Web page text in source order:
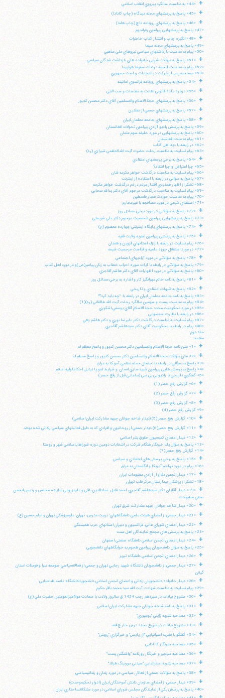
+ «44» به مناسبت سالگرد پيروزي انقلاب اسلامي
+ «45» پاسخ به پرسشهاي مجله ديدگاه (چاپ كانادا)
+
«46» پاسخ به پرسشهاي روزنامه داچ (چاپ هلند)
«47» پاسخ به پرسشهايي پيرامون رفراندوم
+
«48» انگيزه چاپ و انتشار كتاب خاطرات
«49» پاسخ به پرسشهاي مجله سيما
«50» پيام به مناسبت بازداشتهاي سياسي نيروهاي ملي مذهبي
+
«51» پاسخ به سؤالات شرعي خانواده هاي بازداشت شدگان سياسي
«52» پپام به مناسبت فاجعه دردناك سقوط هواپيما
«53» مصاحبه پس از شركت در انتخابات رياست جمهوري
+ «54» پاسخ به پرسشهاي روزنامه فرانسوي امانيته
+ «55» درباره ماده قانوني اهانت به مقدسات و سب النبي
+ «56» پاسخ به پرسشهاي حجة الاسلام والمسلمين آقاي دكتر محسن كديور
+ «57» پاسخ به پرسشهاي جمعي از مقلدين
+
«58» پاسخ به پرسشهاي جامعه معلمان ايران
«59» پاسخ به پرسش راديو آزادي پيرامون تحولات افغانستان
«60» پاسخ به پرسشهايي در مورد خليفه سوم عثمان
«61» پيام به ملت افغانستان
«62» در رابطه با ديه اهل كتاب
«63» پيام تسليت به مناسبت رحلت حضرت آيت الله العظمي شيرازي (ره)
+
«64» پاسخ به برخي پرسشهاي اعتقادي
«65» چرا اعتراض و چرا انتقاد؟
«66» پيام تسليت به مناسبت درگذشت خواهر مكرمه شان
«67» پاسخ به سؤالي در رابطه با استفاده از اينترنت
«68» تشكر از اظهار همدردي اقشار مردم در غم درگذشت خواهر مكرمه
«69» پيام تسليت به مناسبت درگذشت مرحوم آقاي دكتر يدالله سحابي
«70» پيام به مناسبت حوادث غمبار فلسطين
«71» استفتاي شرعي در مورد مصافحه با غيرمحارم
+
«72» پاسخ به سؤالاتي در مورد برخي مسائل روز
«73» پاسخ به پرسشهايي پيرامون شخصيت مرحوم دكتر علي شريعتي
+ «74» پاسخ به پرسشهاي پايگاه اينترنتي چهارده معصوم (ع)
+
«75» پاسخ به پرسشي پيرامون نظريه ولايت فقيه
«76» پيام تسليت در رابطه با زلزله استانهاي قزوين و همدان
«77» در مورد استقلال حوزه علميه و قداست مرجعيت شيعه
+
«78» پاسخ به سؤالاتي در مورد آزاديهاي اجتماعي
«79» پاسخ به سؤالاتي در رابطه با آيات سوره احزاب خطاب به زنان پيامبر(ص)و در مورد اهل كتاب
«80» پاسخ به سؤالاتي در مورد اظهارات آقاي دكتر هاشم آقاجري
+ «81» پاسخ به نامه خانم مهرانگيز كار و اشاره به برخي مسائل روز
+
«82» پاسخ به شبهات اعتقادي و تاريخي
«83» پاسخ به نامه جامعه معلمان ايران در رابطه با: "چه بايد كرد؟"
«84» پيام به مناسبت بيست و سومين سالگرد رحلت آيت الله طالقاني (ره)(1)
«85» در مورد محكوميت مجدد حجة الاسلام آقاي يوسفي اشكوري
«86» در رابطه با نظارت استصوابي
«87» پيام تسليت به مناسبت درگذشت دكتر عليرضا نوري و دكتر هاشم زهي
«88» پيام در رابطه با محكوميت آقاي دكتر سيدهاشم آقاجري
جلد دوم
مقدمه:
+ «1» متن نامه حجة الاسلام والمسلمين دكتر محسن كديور و پاسخ معظم له
+
«2» متن سؤالات حجة الاسلام والمسلمين دكتر محسن كديور و پاسخ معظم له
«3» پاسخ به سؤالي در رابطه با احتمال حمله نظامي آمريكا به عراق
«4» پاسخ به پرسش هايي پيرامون شبيه سازي انسان، و شرايط لغو يا تبديل احكاماوليه اسلام
«5» گفتگوي تاريخي با راديو بي بي سي (ساعاتي قبل از رفع حصر)
+ «6» گزارش رفع حصر (1)
+ «7» گزارش رفع حصر (2)
+
«8» گزارش رفع حصر (3)
«9» گزارش رفع حصر (4)
+ «10» گزارش رفع حصر (5) (ديدار شاخه جوانان جبهه مشاركت ايران اسلامي)
+ «11» گزارش رفع حصر(6) ديدار جمعي از روحانيون و افرادي كه به دليل فعاليتهاي سياسي زنداني شده بودند.
+
«12» ديدار اعضاي كميسيون حقوق بشر اسلامي
«13» پاسخ به سؤال يك خبرنگار هنگام شركت در انتخابات دومين دوره شوراهاياسلامي شهر و روستا
«14» گزارش رفع حصر (7)
+
«15» پاسخ به برخي پرسش هاي اعتقادي و سياسي
«16» پيام در مورد تهاجم آمريكا و انگلستان به عراق
+
«17» ديدار انجمن دفاع از آزادي مطبوعات ايران
«18» تشكر از پزشكان بيمارستان مركز قلب تهران
+
«19» ديدار آقايان دكتر سيدهاشم آقاجري، احمد قابل، عمادالدين باقي و عليمزروعي نماينده مجلس و رئيس انجمن
صنفي مطبوعات
+ «20» ديدار شاخه جوانان جبهه مشاركت شرق تهران
+ «21» ديدار جمعي از اعضاي هيئت علمي دانشگاههاي: تربيت مدرس، تهران، علومپزشكي تهران و امام حسين (ع)
+
«22» ديدار اعضاي شوراي عالي، فراكسيون و دبيران استانهاي حزب همبستگي
«23» پاسخ به پرسش هاي مجمع نمايندگان اهل سنت
+
«24» ديدار اعضاي انجمن اسلامي دانشگاه صنعتي اصفهان
«25» پاسخ به سؤال دانشجويان پيرامون هجوم به خوابگاههاي دانشجويي
+ «26» ديدار اعضاي انجمن اسلامي دانشگاه تبريز
+
«27» ديدار جمعي از دانشجويان دانشگاه شهيد رجايي تهران و جمعي از فعالانسياسي صومعه سرا و فومنات استان
گيلان
+
«28» ديدار خانواده دانشجويان زنداني و اعضاي انجمن اسلامي دانشجوياندانشگاه علامه طباطبايي
«29» پيام تسليت به مناسبت شهادت آيت الله سيد محمد باقر حكيم
+ «30» مشروح بيانات در سيزدهم رجب 1424 ق سالروز ولادت با سعادت مولااميرالمؤمنين حضرت علي (ع)
+ «31» پاسخ به نامه شاخه جوانان جبهه مشاركت ايران اسلامي
+ «32» مصاحبه نشريه ژاپني "يوميوري"
+ «33» مشروح بيانات در شروع مجدد درس خارج فقه
+ «34» گفتگو با نشريه اسپانيايي "ال پايس" و خبرگزاري "رويترز"
+ «35» مصاحبه خبرنگار كانادايي
+ «36» مصاحبه سردبير و خبرنگار روزنامه "واشنگتن پست"
+ «37» مصاحبه نشريه استراليايي "سيدني مورنينگ هرالد"
+ «38» پاسخ به سؤالات جمعي از فعالان سياسي در مورد زندان و زندانيسياسي
+
«39» ديدار جمعي از اعضاي سازمان دانش آموختگان ايران (ادوار تحكيموحدت)
«40» پاسخ به پرسش يكي از نمايندگان مجلس شوراي اسلامي در مورد مشكلاتساختاري ايران